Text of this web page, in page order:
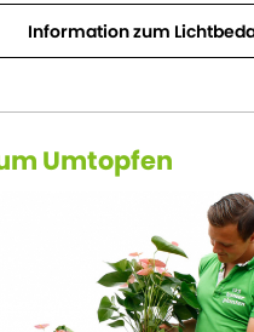
Information zum
Umtopfen